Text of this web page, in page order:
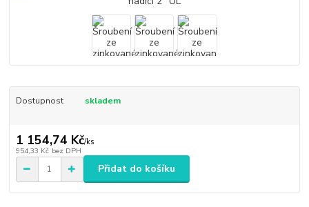
Dostupnost skladem
1 154,74 Kč/ks
954,33 Kč bez DPH
Přidat do košíku